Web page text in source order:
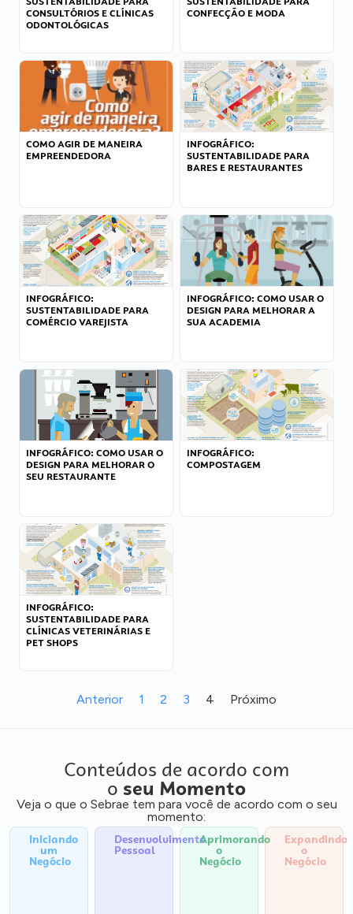
CONSULTÓRIOS E CLÍNICAS
ODONTOLÓGICAS
CONFECÇÃO E MODA
COMO AGIR DE MANEIRA
EMPREENDEDORA
INFOGRÁFICO:
SUSTENTABILIDADE PARA
BARES E RESTAURANTES
INFOGRÁFICO:
SUSTENTABILIDADE PARA
COMÉRCIO VAREJISTA
INFOGRÁFICO: COMO USAR O
DESIGN PARA MELHORAR A
SUA ACADEMIA
INFOGRÁFICO: COMO USAR O
DESIGN PARA MELHORAR O
SEU RESTAURANTE
INFOGRÁFICO:
COMPOSTAGEM
INFOGRÁFICO:
SUSTENTABILIDADE PARA
CLÍNICAS VETERINÁRIAS E
PET SHOPS
Anterior 1 2 3 4 Próximo
Conteúdos de acordo com
o seu Momento
Veja o que o Sebrae tem para você de acordo com o seu
momento:
Iniciando
um
Negócio
Desenvolvimento
Pessoal
Aprimorando
o
Negócio
Expandindo
o
Negócio